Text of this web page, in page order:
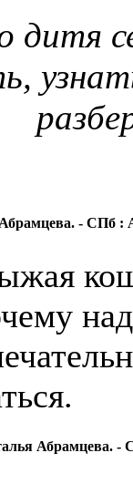
дитя
- СПб :
Абрамцева. -